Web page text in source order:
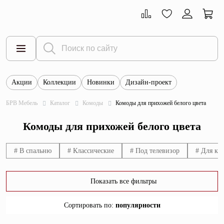
Все товары
Тумбы
Шкафы
Витрины
Комоды
Столы
Акции Коллекции Новинки Дизайн-проект
БРВ Мебель Каталог Комоды Комоды для прихожей белого цвета
Комоды для прихожей белого цвета
# В спальню # Классические # Под телевизор # Для
Показать все фильтры
Сортировать по: популярности